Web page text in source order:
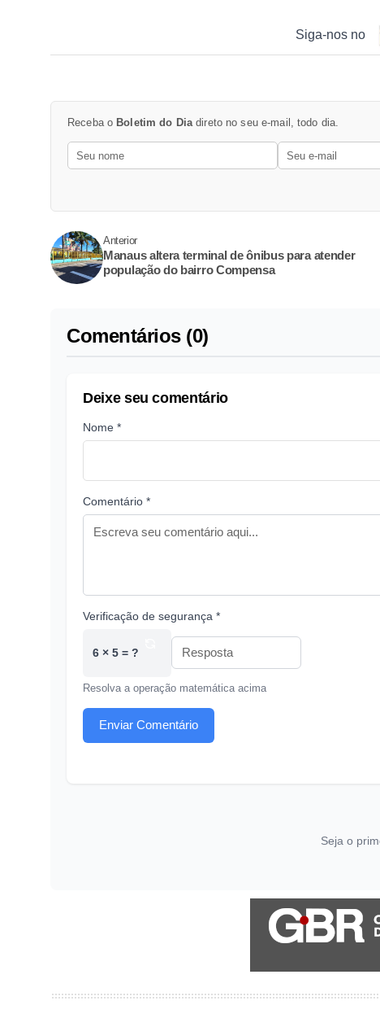
Siga-nos no
Receba o Boletim do Dia direto no seu e-mail, todo dia.
Anterior
Manaus altera terminal de ônibus para atender
população do bairro Compensa
Comentários (0)
Deixe seu comentário
Nome *
Comentário *
Verificação de segurança *
6 × 5 = ?
Resolva a operação matemática acima
Enviar Comentário
Seja o